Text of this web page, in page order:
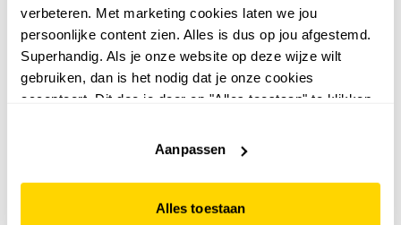
verbeteren. Met marketing cookies laten we jou
persoonlijke content zien. Alles is dus op jou afgestemd.
Superhandig. Als je onze website op deze wijze wilt
gebruiken, dan is het nodig dat je onze cookies
accepteert. Dit doe je door op "Alles toestaan" te klikken.
website niet optimaal functioneert.
Aanpassen
Alles toestaan